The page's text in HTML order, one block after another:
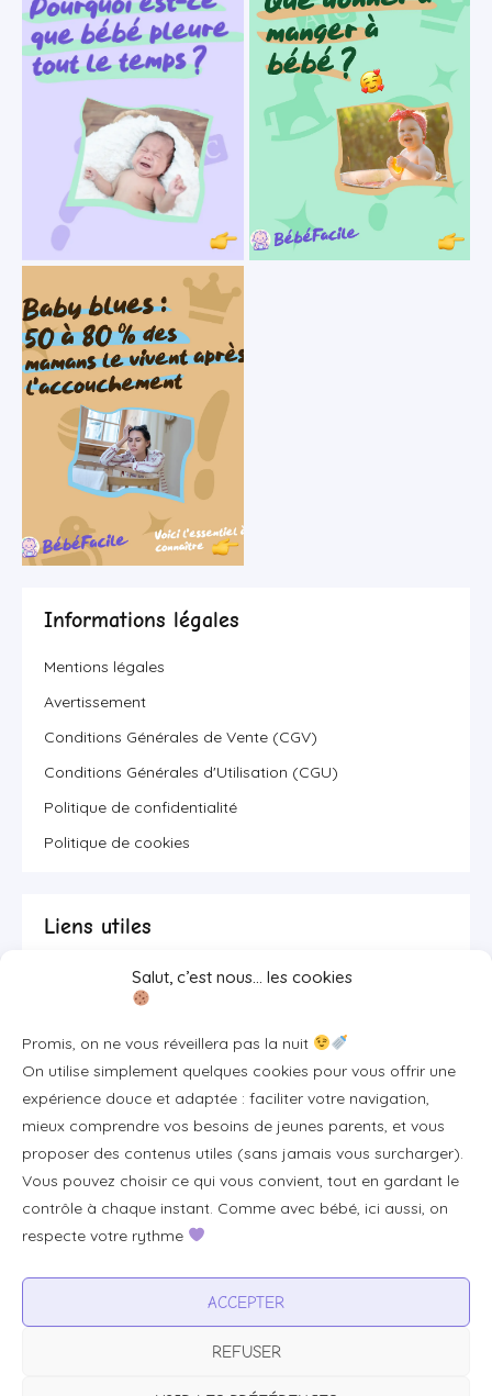
Salut, c’est nous… les cookies
Promis, on ne vous réveillera pas la nuit
On utilise simplement quelques cookies pour vous offrir une
expérience douce et adaptée : faciliter votre navigation,
mieux comprendre vos besoins de jeunes parents, et vous
proposer des contenus utiles (sans jamais vous surcharger).
Vous pouvez choisir ce qui vous convient, tout en gardant le
contrôle à chaque instant. Comme avec bébé, ici aussi, on
respecte votre rythme
ACCEPTER
REFUSER
Informations légales
Mentions légales
Avertissement
Conditions Générales de Vente (CGV)
Conditions Générales d'Utilisation (CGU)
Politique de confidentialité
Politique de cookies
Liens utiles
Se connecter/S'inscrire
Contact
Plan du site
Tous les articles
Professionnels & partenariats
Visibilité pour votre marque